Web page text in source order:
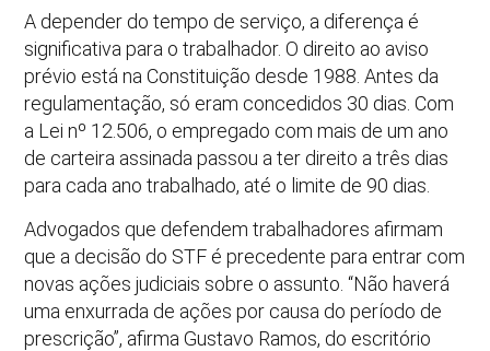
A depender do tempo de serviço, a diferença é
significativa para o trabalhador. O direito ao aviso
prévio está na Constituição desde 1988. Antes da
regulamentação, só eram concedidos 30 dias. Com
a Lei nº 12.506, o empregado com mais de um ano
de carteira assinada passou a ter direito a três dias
para cada ano trabalhado, até o limite de 90 dias.
Advogados que defendem trabalhadores afirmam
que a decisão do STF é precedente para entrar com
novas ações judiciais sobre o assunto. “Não haverá
uma enxurrada de ações por causa do período de
prescrição”, afirma Gustavo Ramos, do escritório